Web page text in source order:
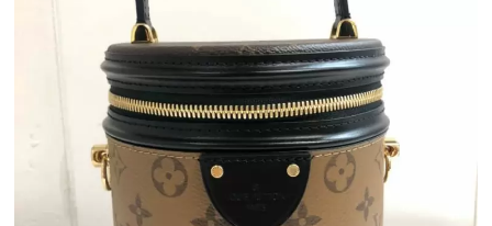
宅配買取を申し込む
無料の宅配キットをお届けします